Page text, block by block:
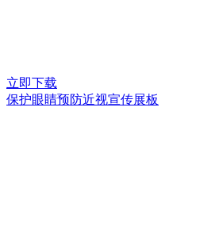
立即下载
保护眼睛预防近视宣传展板